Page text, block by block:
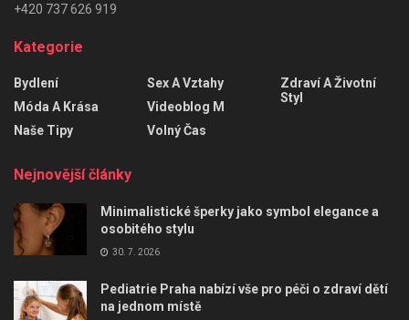
+420 737 626 919
Kategorie
Bydlení
Móda A Krása
Naše Tipy
Sex A Vztahy
Videoblog M
Volný Čas
Zdraví A Životní
Styl
Nejnovější články
Minimalistické šperky jako symbol elegance a
osobitého stylu
30. 7. 2026
Pediatrie Praha nabízí vše pro péči o zdraví dětí
na jednom místě